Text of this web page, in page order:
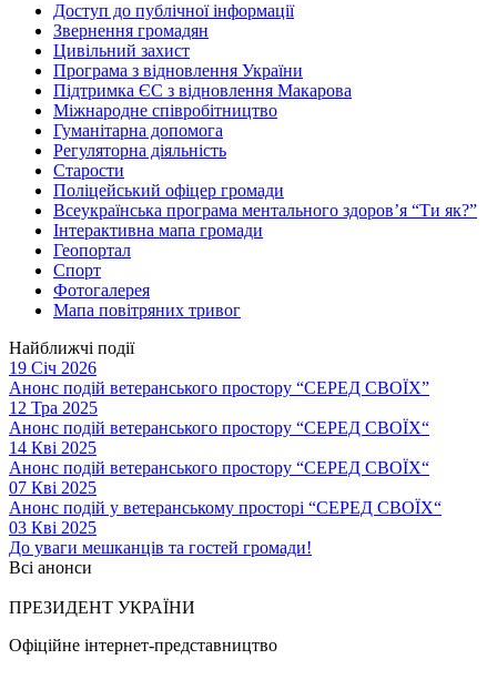
Доступ до публічної інформації
Звернення громадян
Цивільний захист
Програма з відновлення України
Підтримка ЄС з відновлення Макарова
Міжнародне співробітництво
Гуманітарна допомога
Регуляторна діяльність
Старости
Поліцейський офіцер громади
Всеукраїнська програма ментального здоров’я “Ти як?”
Інтерактивна мапа громади
Геопортал
Спорт
Фотогалерея
Мапа повітряних тривог
Найближчі події
19 Січ 2026
Анонс подій ветеранського простору “СЕРЕД СВОЇХ”
12 Тра 2025
Анонс подій ветеранського простору “СЕРЕД СВОЇХ“
14 Кві 2025
Анонс подій ветеранського простору “СЕРЕД СВОЇХ“
07 Кві 2025
Анонс подій у ветеранському просторі “СЕРЕД СВОЇХ“
03 Кві 2025
До уваги мешканців та гостей громади!
Всі анонси
ПРЕЗИДЕНТ УКРАЇНИ
Офіційне інтернет-представництво